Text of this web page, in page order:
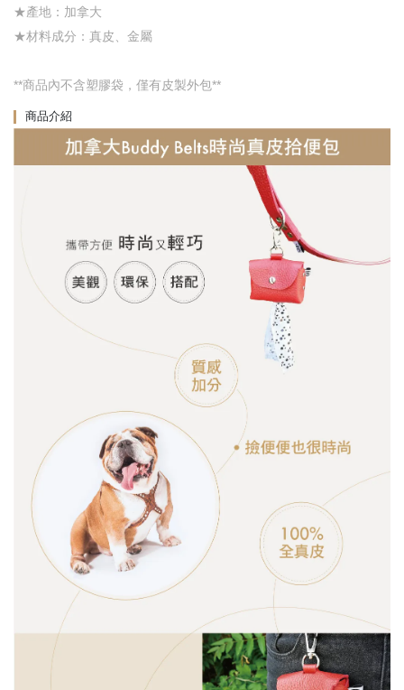
★產地：加拿大
★材料成分：真皮、金屬
**商品內不含塑膠袋，僅有皮製外包**
商品介紹